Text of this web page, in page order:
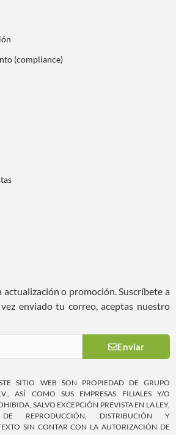
(compliance)
o promoción. Suscríbete a
enviado tu correo, aceptas nuestro
Enviar
SITIO WEB SON PROPIEDAD DE GRUPO
ASÍ COMO SUS EMPRESAS FILIALES Y/O
SALVO EXCEPCIÓN PREVISTA EN LA LEY,
REPRODUCCIÓN, DISTRIBUCIÓN Y
SIN CONTAR CON LA AUTORIZACIÓN DE